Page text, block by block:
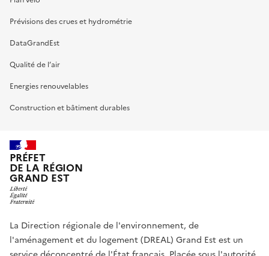
Prévisions des crues et hydrométrie
DataGrandEst
Qualité de l’air
Energies renouvelables
Construction et bâtiment durables
PRÉFET
DE LA RÉGION
GRAND EST
La Direction régionale de l'environnement, de
l'aménagement et du logement (DREAL) Grand Est est un